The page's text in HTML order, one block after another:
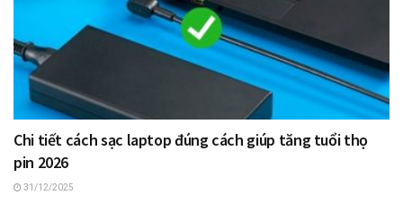
Chi tiết cách sạc laptop đúng cách giúp tăng tuổi thọ
pin 2026
31/12/2025